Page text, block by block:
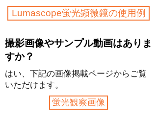
Lumascope蛍光顕微鏡の使用例
撮影画像やサンプル動画はありま
すか？
はい、下記の画像掲載ページからご覧
いただけます。
蛍光観察画像